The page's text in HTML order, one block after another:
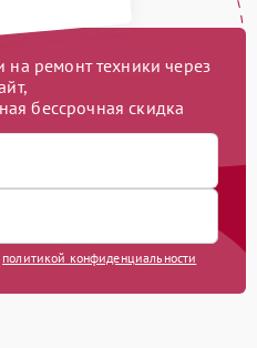
ремонт техники через
бессрочная скидка
политикой конфиденциальности